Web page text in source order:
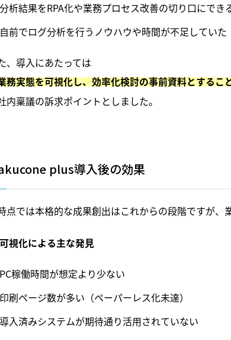
分析結果をRPA化や業務プロセス改善の切り口にでき
自前でログ分析を行うノウハウや時間が不足していた
、導入にあたっては
務実態を可視化し、効率化検討の事前資料とすること
内稟議の訴求ポイントとしました。
plus導入後の効果
点では本格的な成果創出はこれからの段階ですが
可視化による主な発見
PC稼働時間が想定より少ない
印刷ページ数が多い（ペーパーレス化未達）
導入済みシステムが期待通り活用されていない